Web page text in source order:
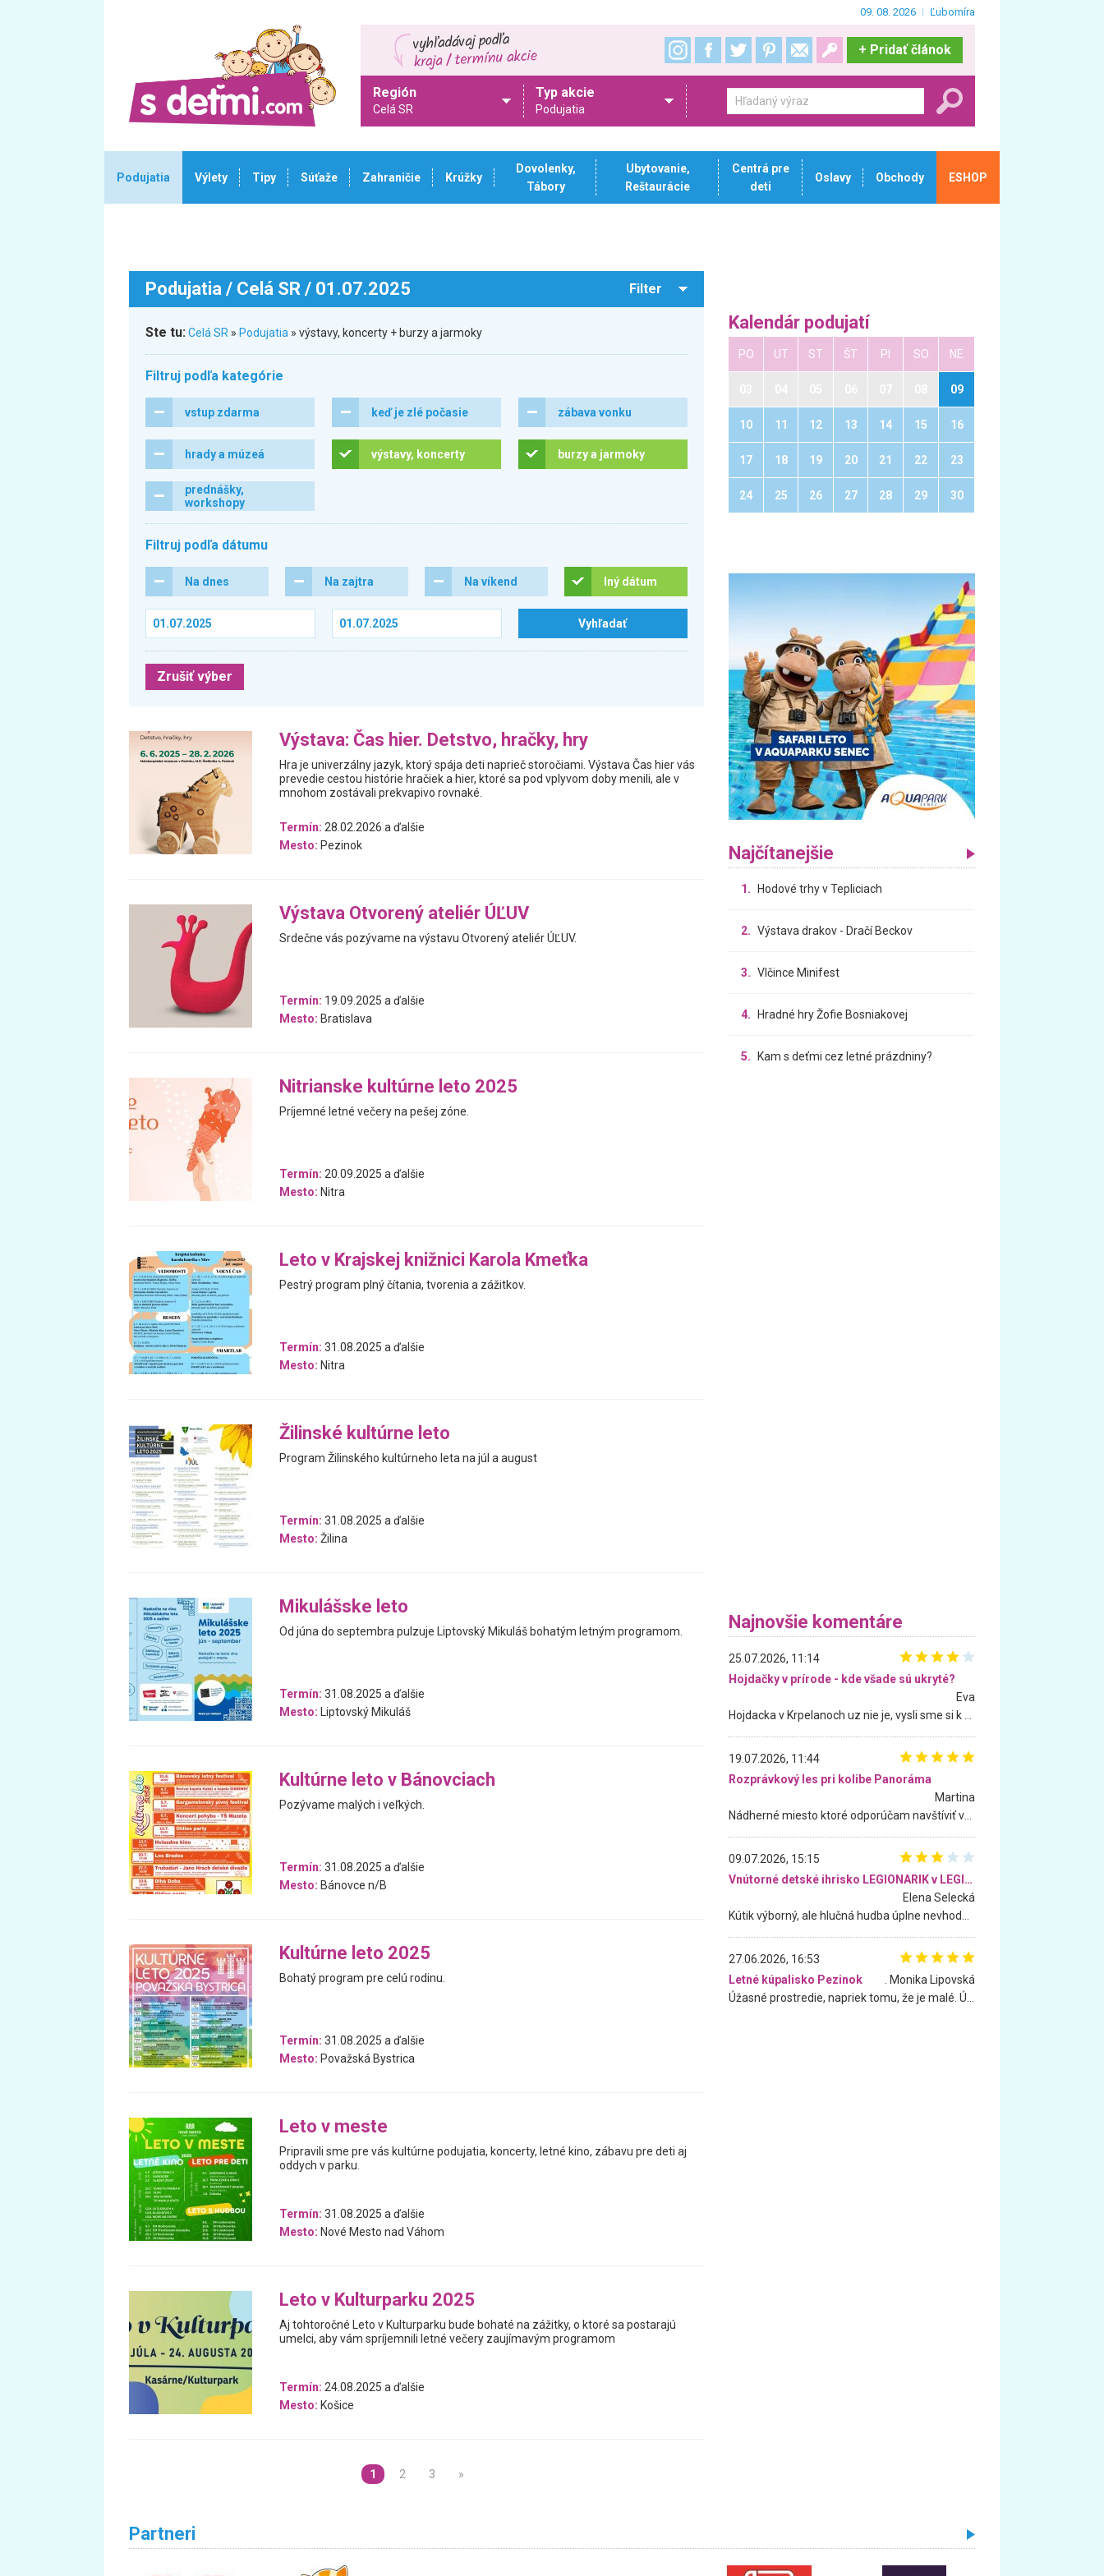
09. 08. 2026 Ľubomíra
+ Pridať článok
Región
Celá SR
Typ akcie
Podujatia
Podujatia Výlety Tipy Súťaže Zahraničie Krúžky
Dovolenky,
Tábory
Ubytovanie,
Reštaurácie
Centrá pre
deti
Oslavy Obchody ESHOP
Podujatia / Celá SR / 01.07.2025 Filter
Ste tu:Celá SR » Podujatia » výstavy, koncerty + burzy a jarmoky
Filtruj podľa kategórie
vstup zdarma keď je zlé počasie zábava vonku
hrady a múzeá výstavy, koncerty burzy a jarmoky
prednášky,
workshopy
Filtruj podľa dátumu
Na dnes Na zajtra Na víkend Iný dátum
Zrušiť výber
Výstava: Čas hier. Detstvo, hračky, hry
Hra je univerzálny jazyk, ktorý spája deti naprieč storočiami. Výstava Čas hier vás
prevedie cestou histórie hračiek a hier, ktoré sa pod vplyvom doby menili, ale v
mnohom zostávali prekvapivo rovnaké.
Termín: 28.02.2026 a ďalšie
Mesto: Pezinok
Výstava Otvorený ateliér ÚĽUV
Srdečne vás pozývame na výstavu Otvorený ateliér ÚĽUV.
Termín: 19.09.2025 a ďalšie
Mesto: Bratislava
Nitrianske kultúrne leto 2025
Príjemné letné večery na pešej zóne.
Termín: 20.09.2025 a ďalšie
Mesto: Nitra
Leto v Krajskej knižnici Karola Kmeťka
Pestrý program plný čítania, tvorenia a zážitkov.
Termín: 31.08.2025 a ďalšie
Mesto: Nitra
Žilinské kultúrne leto
Program Žilinského kultúrneho leta na júl a august
Termín: 31.08.2025 a ďalšie
Mesto: Žilina
Mikulášske leto
Od júna do septembra pulzuje Liptovský Mikuláš bohatým letným programom.
Termín: 31.08.2025 a ďalšie
Mesto: Liptovský Mikuláš
Kultúrne leto v Bánovciach
Pozývame malých i veľkých.
Termín: 31.08.2025 a ďalšie
Mesto: Bánovce n/B
Kultúrne leto 2025
Bohatý program pre celú rodinu.
Termín: 31.08.2025 a ďalšie
Mesto: Považská Bystrica
Leto v meste
Pripravili sme pre vás kultúrne podujatia, koncerty, letné kino, zábavu pre deti aj
oddych v parku.
Termín: 31.08.2025 a ďalšie
Mesto: Nové Mesto nad Váhom
Leto v Kulturparku 2025
Aj tohtoročné Leto v Kulturparku bude bohaté na zážitky, o ktoré sa postarajú
umelci, aby vám spríjemnili letné večery zaujímavým programom
Termín: 24.08.2025 a ďalšie
Mesto: Košice
1 2 3 »
Kalendár podujatí
PO UT ST ŠT PI SO NE
09
10 11 12 13 14 15 16
17 18 19 20 21 22 23
24 25 26 27 28 29 30
Najčítanejšie
1. Hodové trhy v Tepliciach
2. Výstava drakov - Dračí Beckov
3. Vlčince Minifest
4. Hradné hry Žofie Bosniakovej
5. Kam s deťmi cez letné prázdniny?
Najnovšie komentáre
25.07.2026, 11:14
Hojdačky v prírode - kde všade sú ukryté?
Eva
19.07.2026, 11:44
Rozprávkový les pri kolibe Panoráma
Martina
09.07.2026, 15:15
Vnútorné detské ihrisko LEGIONARIK v LEGIA Fitness
Elena Selecká
27.06.2026, 16:53
Letné kúpalisko Pezinok
. Monika Lipovská
Partneri